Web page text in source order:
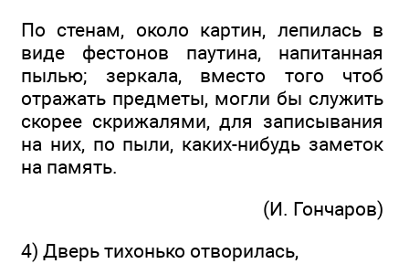
По стенам, около картин, лепилась в
виде фестонов паутина, напитанная
пылью; зеркала, вместо того чтоб
отражать предметы, могли бы служить
скорее скрижалями, для записывания
на них, по пыли, каких-нибудь заметок
на память.
(И. Гончаров)
4) Дверь тихонько отворилась,